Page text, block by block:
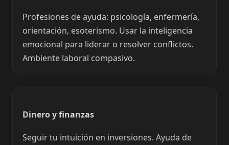
Profesiones de ayuda: psicología, enfermería,
orientación, esoterismo. Usar la inteligencia
emocional para liderar o resolver conflictos.
Ambiente laboral compasivo.
Dinero y finanzas
Seguir tu intuición en inversiones. Ayuda de